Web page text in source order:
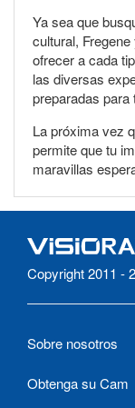
Ya sea que
cultural,
ofrecer a cada
las diversas
preparadas para
La próxima vez
permite que tu
maravillas
Copyright 2011 -
Sobre nosotros
Obtenga su Cam